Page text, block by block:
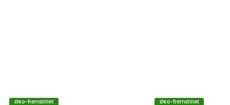
Øko-fremstillet Øko-fremstillet